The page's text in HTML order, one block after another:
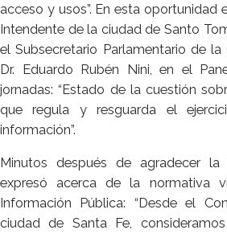
acceso y usos”. En esta oportunidad
Intendente de la ciudad de Santo
el Subsecretario Parlamentario de
Dr. Eduardo Rubén Nini, en el
jornadas: “Estado de la cuestión
que regula y resguarda el
información”.
Minutos después de agradecer
expresó acerca de la normativa
Información Pública: “Desde el
ciudad de Santa Fe,